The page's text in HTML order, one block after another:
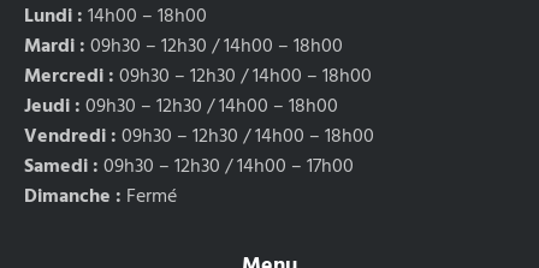
Lundi :14h00 – 18h00
Mardi :09h30 – 12h30 / 14h00 – 18h00
Mercredi :09h30 – 12h30 / 14h00 – 18h00
Jeudi :09h30 – 12h30 / 14h00 – 18h00
Vendredi :09h30 – 12h30 / 14h00 – 18h00
Samedi :09h30 – 12h30 / 14h00 – 17h00
Dimanche : Fermé